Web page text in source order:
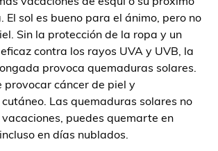
sol es bueno para el ánimo, pero no
Sin la protección de la ropa y un
contra los rayos UVA y UVB, la
provoca quemaduras solares.
provocar cáncer de piel y
Las quemaduras solares no
vacaciones, puedes quemarte en
en días nublados.